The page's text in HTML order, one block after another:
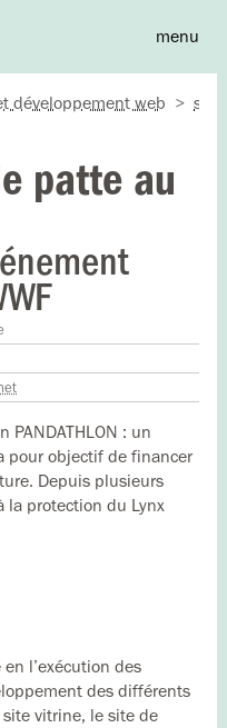
menu
développement web > site
patte au
PANDATHLON : un
pour objectif de financer
Depuis plusieurs
la protection du Lynx
l’exécution des
des différents
vitrine, le site de